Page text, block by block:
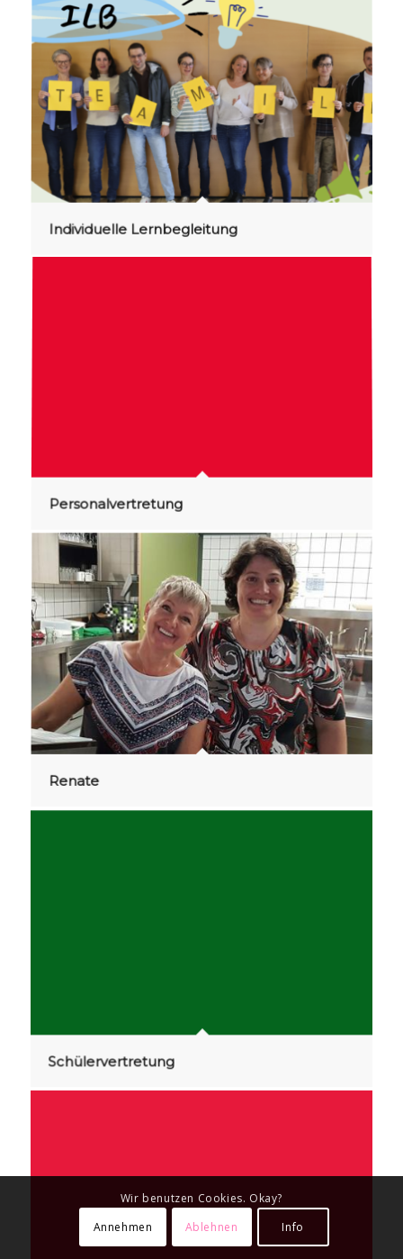
Individuelle Lernbegleitung
Personalvertretung
Renate
Schülervertretung
Wir benutzen Cookies. Okay?
Annehmen
Ablehnen Info